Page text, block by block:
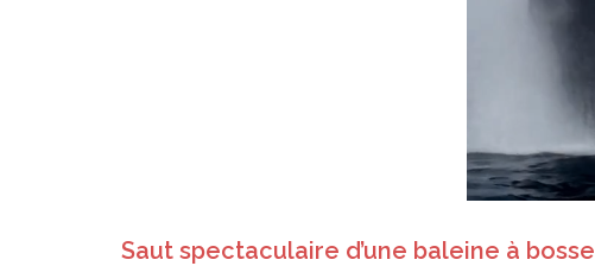
Saut spectaculaire d’une baleine à bosse